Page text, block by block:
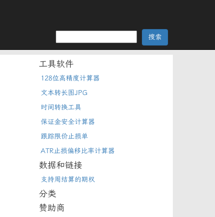
工具软件
128位高精度计算器
文本转长图JPG
时间转换工具
保证金安全计算器
跟踪限价止损单
ATR止损偏移比率计算器
数据和链接
支持周结算的期权
分类
赞助商